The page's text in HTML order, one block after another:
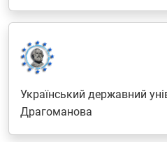
Український державний
Драгоманова